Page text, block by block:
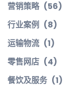
营销策略 (56)
行业案例 (8)
运输物流 (1)
零售网店 (4)
餐饮及服务 (1)